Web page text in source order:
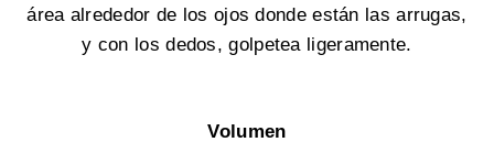
área alrededor de los ojos donde están las arrugas,
y con los dedos, golpetea ligeramente.
Volumen